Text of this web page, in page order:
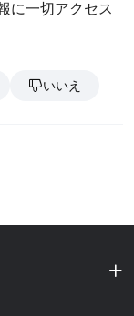
に一切アクセス
いいえ